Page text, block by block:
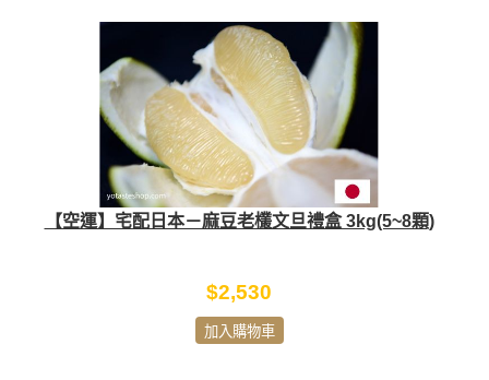
【空運】宅配日本－麻豆老欉文旦禮盒 3kg(5~8顆)
$2,530
加入購物車